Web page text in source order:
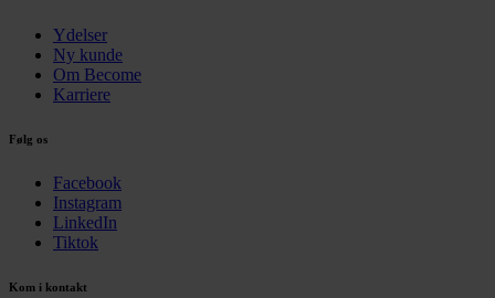
Ydelser
Ny kunde
Om Become
Karriere
Følg os
Facebook
Instagram
LinkedIn
Tiktok
Kom i kontakt